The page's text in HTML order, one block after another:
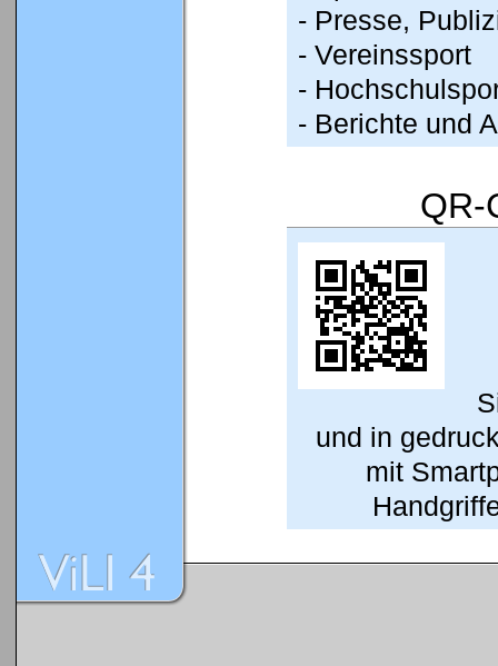
- Presse,
- Vereinssport
-
- Berichte und
QR-
und in
mit